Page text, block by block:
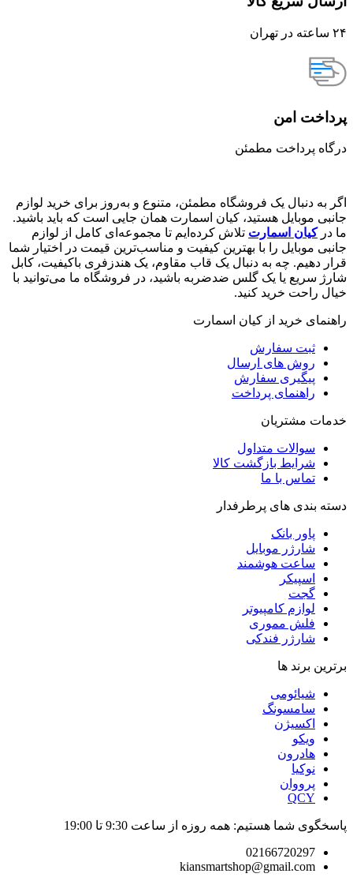
۲۴ ساعته در تهران
پرداخت امن
درگاه پرداخت مطمئن
اگر به دنبال یک فروشگاه مطمئن، متنوع و به‌روز برای خرید لوازم
جانبی موبایل هستید، کیان اسمارت همان جایی است که باید باشید.
ما درکیان اسمارت تلاش کرده‌ایم تا مجموعه‌ای کامل از لوازم
جانبی موبایل را با بهترین کیفیت و مناسب‌ترین قیمت در اختیار شما
قرار دهیم. چه به دنبال یک قاب مقاوم، یک هندزفری باکیفیت، کابل
شارژ سریع یا یک گلس ضدضربه باشید، در فروشگاه ما می‌توانید با
خیال راحت خرید کنید.
راهنمای خرید از کیان اسمارت
ثبت سفارش
روش‌ های ارسال
پیگیری سفارش
راهنمای پرداخت
خدمات مشتریان
سوالات متداول
شرایط بازگشت کالا
تماس با ما
دسته بندی های پرطرفدار
پاور بانک
شارژر موبایل
ساعت هوشمند
اسپیکر
گجت
لوازم کامپیوتر
فلش مموری
شارژر فندکی
برترین برند ها
شیائومی
سامسونگ
اکسیژن
ویکو
هادرون
نوکیا
پرووان
QCY
پاسخگوی شما هستیم: همه روزه از ساعت 9:30 تا 19:00
02166720297
kiansmartshop@gmail.com